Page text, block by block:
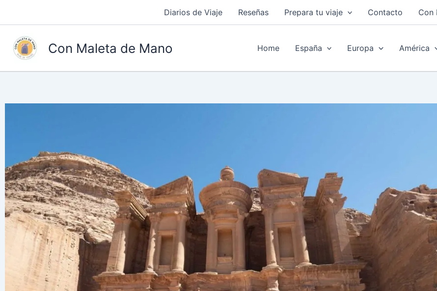
Diarios de Viaje Reseñas Prepara tu viaje Contacto Con
Con Maleta de Mano Home España Europa América